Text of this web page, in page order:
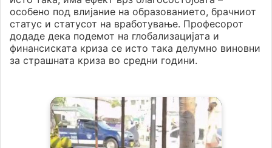
особено под влијание на образованието, брачниот
статус и статусот на вработување. Професорот
додаде дека подемот на глобализацијата и
финансиската криза се исто така делумно виновни
за страшната криза во средни години.